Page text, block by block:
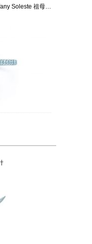
祖母绿形切割钻戒